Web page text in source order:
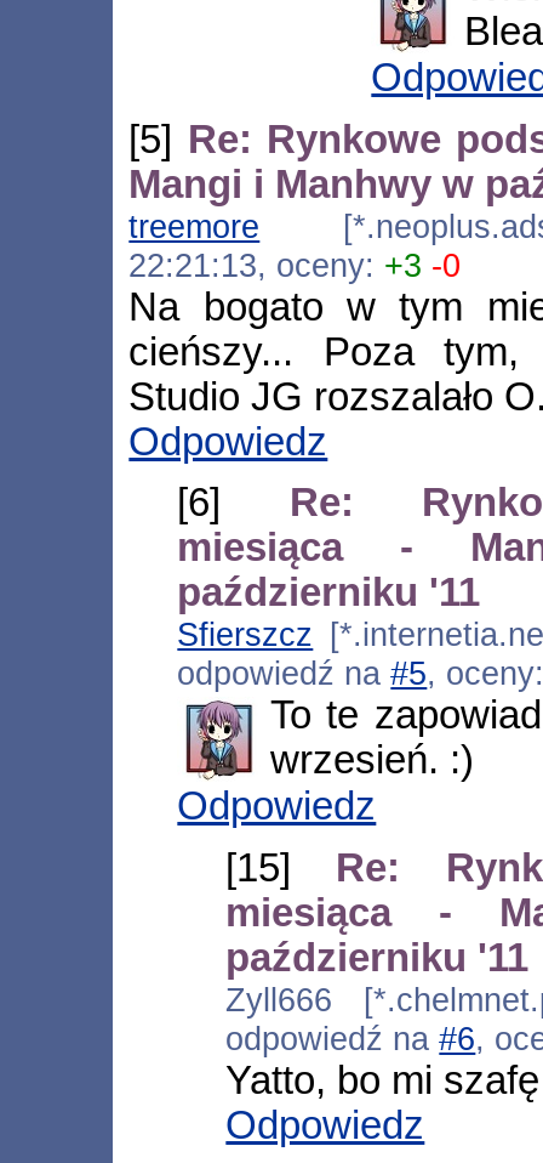
[5] Re: Rynkowe
Mangi i Manhwy w
treemore
22:21:13, oceny: +3 -0
Na bogato w tym
cieńszy... Poza
Studio JG rozszalało
Odpowiedz
[6] Re:
miesiąca -
październiku '11
Sfierszcz
odpowiedź na#5,
To te
wrzesień. :)
Odpowiedz
[15] Re:
miesiąca -
październiku '11
Zyll666
odpowiedź na#6,
Yatto, bo mi
Odpowiedz